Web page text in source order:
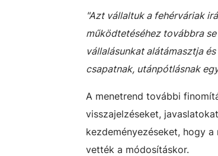
"Azt vállaltuk a fehérváriak
működtetéséhez továbbra
vállalásunkat alátámasztja
csapatnak, utánpótlásnak
A menetrend további
visszajelzéseket,
kezdeményezéseket, hogy
vették a módosításkor.